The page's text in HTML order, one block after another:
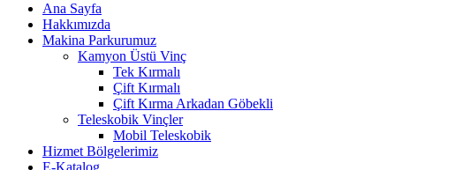
Ana Sayfa
Hakkımızda
Makina Parkurumuz
Kamyon Üstü Vinç
Tek Kırmalı
Çift Kırmalı
Çift Kırma Arkadan Göbekli
Teleskobik Vinçler
Mobil Teleskobik
Hizmet Bölgelerimiz
E-Katalog